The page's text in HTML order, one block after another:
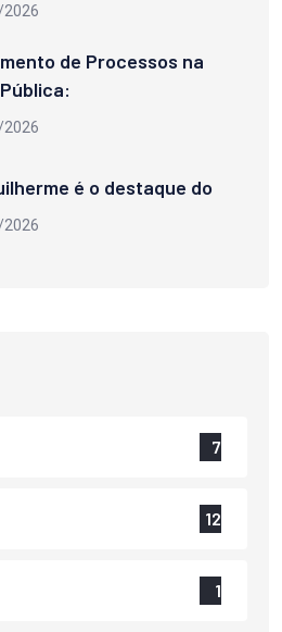
de Processos na
é o destaque do
7
12
1